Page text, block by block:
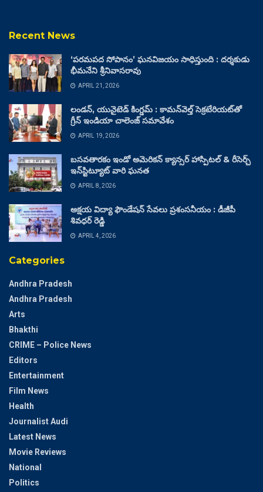
Recent News
‘పరమపద సోపానం’ ఘనవిజయం సాధిస్తుంది : దర్శకుడు
భీమనేని శ్రీనివాసరావు
APRIL 21, 2026
లండన్, యునైటెడ్ కింగ్డమ్ : కామన్‌వెల్త్ సెక్రటేరియట్‌తో
గ్రీన్ ఇండియా చాలెంజ్ సమావేశం
APRIL 19, 2026
బసవతారకం ఇండో అమెరికన్ క్యాన్సర్ హాస్పిటల్ & రీసెర్చ్
ఇన్‌స్టిట్యూట్ వారి ఘనత
APRIL 8, 2026
అక్షయ విద్యా ఫౌండేషన్ సేవలు ప్రశంసనీయం : డీజీపీ
శివధర్ రెడ్డి
APRIL 4, 2026
Categories
Andhra Pradesh
Andhra Pradesh
Arts
Bhakthi
CRIME – Police News
Editors
Entertainment
Film News
Health
Journalist Audi
Latest News
Movie Reviews
National
Politics